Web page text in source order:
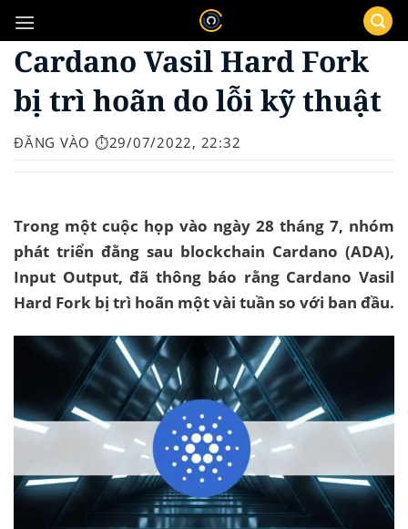
qua
nội
dung
Cardano Vasil Hard Fork
bị trì hoãn do lỗi kỹ thuật
ĐĂNG VÀO ⏱️29/07/2022, 22:32
Trong một cuộc họp vào ngày 28 tháng 7, nhóm
phát triển đằng sau blockchain Cardano (ADA),
Input Output, đã thông báo rằng Cardano Vasil
Hard Fork bị trì hoãn một vài tuần so với ban đầu.